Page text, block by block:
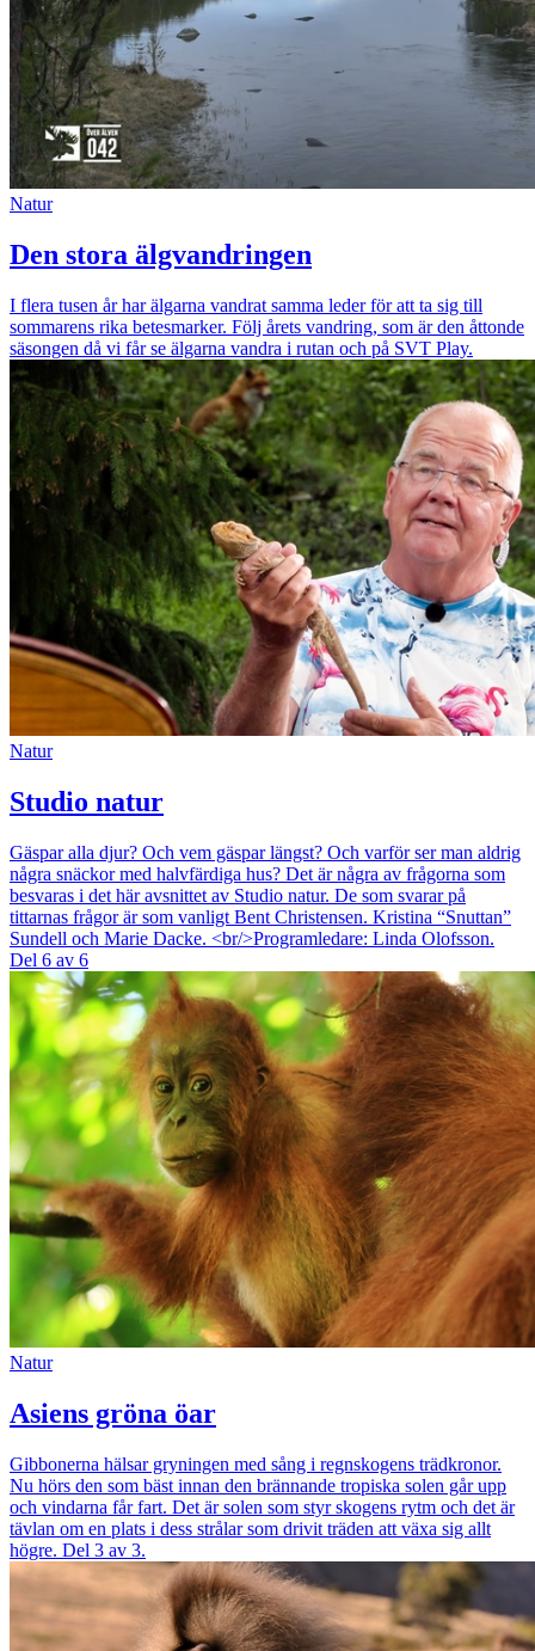
Natur
Den stora älgvandringen
I flera tusen år har älgarna vandrat samma leder för att ta sig till
sommarens rika betesmarker. Följ årets vandring, som är den åttonde
säsongen då vi får se älgarna vandra i rutan och på SVT Play.
Natur
Studio natur
Gäspar alla djur? Och vem gäspar längst? Och varför ser man aldrig
några snäckor med halvfärdiga hus? Det är några av frågorna som
besvaras i det här avsnittet av Studio natur. De som svarar på
tittarnas frågor är som vanligt Bent Christensen. Kristina “Snuttan”
Sundell och Marie Dacke. <br/>Programledare: Linda Olofsson.
Del 6 av 6
Natur
Asiens gröna öar
Gibbonerna hälsar gryningen med sång i regnskogens trädkronor.
Nu hörs den som bäst innan den brännande tropiska solen går upp
och vindarna får fart. Det är solen som styr skogens rytm och det är
tävlan om en plats i dess strålar som drivit träden att växa sig allt
högre. Del 3 av 3.